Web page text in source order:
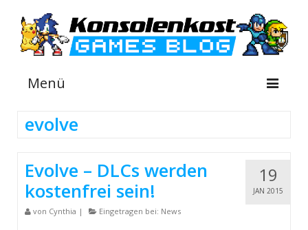
Menü
INFOS
GUIDES
evolve
19
JAN 2015
Evolve – DLCs werden
kostenfrei sein!
von Cynthia | Eingetragen bei: News